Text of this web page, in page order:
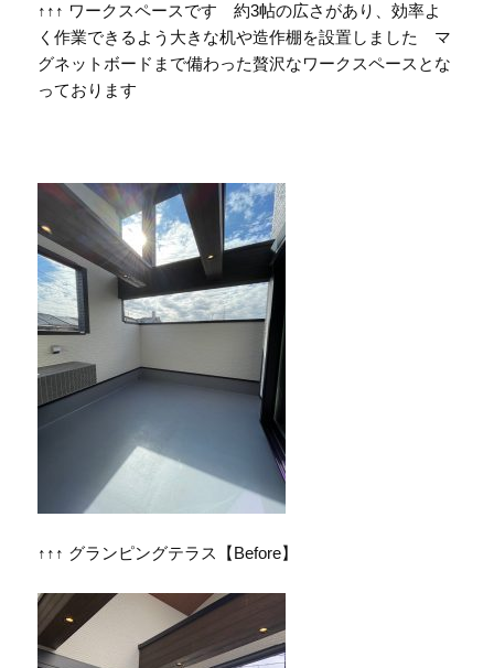
↑↑↑ ワークスペースです 約3帖の広さがあり、効率よ
く作業できるよう大きな机や造作棚を設置しました マ
グネットボードまで備わった贅沢なワークスペースとな
っております
↑↑↑ グランピングテラス【Before】